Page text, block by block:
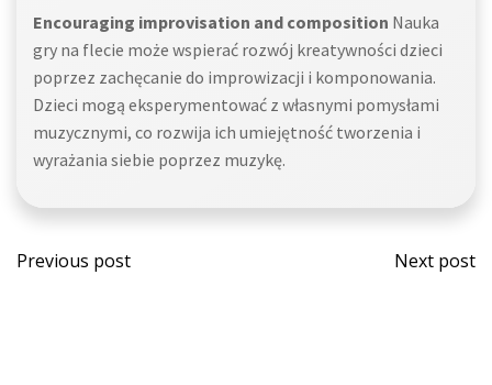
Encouraging improvisation and composition Nauka
gry na flecie może wspierać rozwój kreatywności dzieci
poprzez zachęcanie do improwizacji i komponowania.
Dzieci mogą eksperymentować z własnymi pomysłami
muzycznymi, co rozwija ich umiejętność tworzenia i
wyrażania siebie poprzez muzykę.
Post
Previous post
Post
Next post